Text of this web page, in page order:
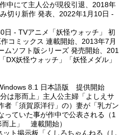
中にて主人公が現役引退、2018年
切り新作 発表、2022年1月10日 -
日 - TVアニメ「妖怪ウォッチ」 初
コミックス 連載開始、2013年7月
ムソフト版シリーズ 発売開始、201
DX妖怪ウォッチ」「妖怪メダル」
8.1 日本語版 提供開始
は形而上」主人公主婦「よしえサ
者「須賀原洋行」の）妻が「乳ガン
っていた事が作中で公表される（1
上」 連載開始）
ト掲示板「くしろちゃんねる（し